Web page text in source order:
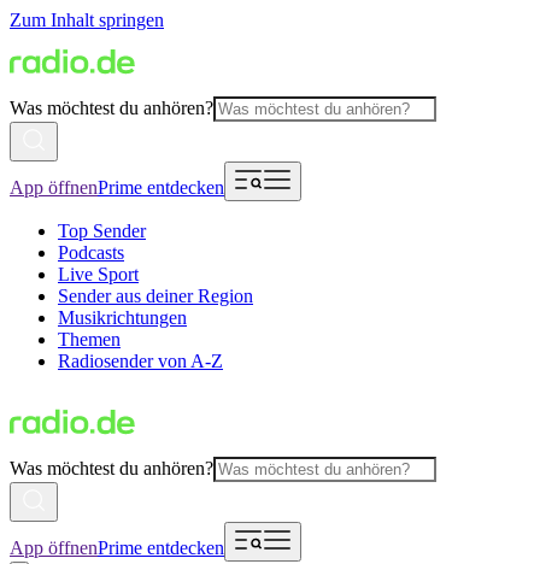
Zum Inhalt springen
Was möchtest du anhören?
App öffnenPrime entdecken
Top Sender
Podcasts
Live Sport
Sender aus deiner Region
Musikrichtungen
Themen
Radiosender von A-Z
Was möchtest du anhören?
App öffnenPrime entdecken